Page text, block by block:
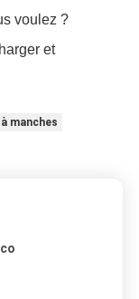
voulez ?
et
manches